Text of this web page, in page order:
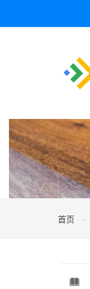
首页 ·